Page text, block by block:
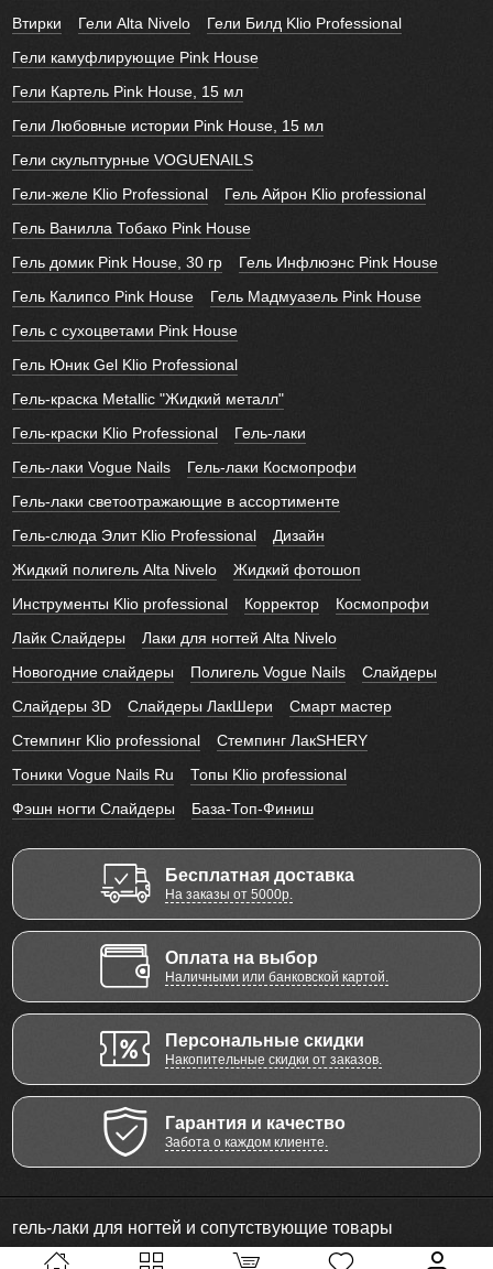
Втирки
Гели Alta Nivelo
Гели Билд Klio Professional
Гели камуфлирующие Pink House
Гели Картель Pink House, 15 мл
Гели Любовные истории Pink House, 15 мл
Гели скульптурные VOGUENAILS
Гели-желе Klio Professional
Гель Айрон Klio professional
Гель Ванилла Тобако Pink House
Гель домик Pink House, 30 гр
Гель Инфлюэнс Pink House
Гель Калипсо Pink House
Гель Мадмуазель Pink House
Гель с сухоцветами Pink House
Гель Юник Gel Klio Professional
Гель-краска Metallic "Жидкий металл"
Гель-краски Klio Professional
Гель-лаки
Гель-лаки Vogue Nails
Гель-лаки Космопрофи
Гель-лаки светоотражающие в ассортименте
Гель-слюда Элит Klio Professional
Дизайн
Жидкий полигель Alta Nivelo
Жидкий фотошоп
Инструменты Klio professional
Корректор
Космопрофи
Лайк Слайдеры
Лаки для ногтей Alta Nivelo
Новогодние слайдеры
Полигель Vogue Nails
Слайдеры
Слайдеры 3D
Слайдеры ЛакШери
Смарт мастер
Стемпинг Klio professional
Стемпинг ЛакSHERY
Тоники Vogue Nails Ru
Топы Klio professional
Фэшн ногти Слайдеры
База-Топ-Финиш
Бесплатная доставка
На заказы от 5000р.
Оплата на выбор
Наличными или банковской картой.
Персональные скидки
Накопительные скидки от заказов.
Гарантия и качество
Забота о каждом клиенте.
гель-лаки для ногтей и сопутствующие товары
© 2011 - 2026 Все права защищены